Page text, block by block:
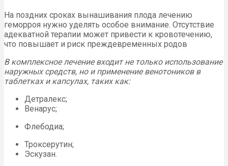
На поздних сроках вынашивания плода лечению
геморроя нужно уделять особое внимание. Отсутствие
адекватной терапии может привести к кровотечению,
что повышает и риск преждевременных родов
В комплексное лечение входит не только использование
наружных средств, но и применение венотоников в
таблетках и капсулах, таких как:
Детралекс;
Венарус;
Флебодиа;
Троксерутин;
Эскузан.